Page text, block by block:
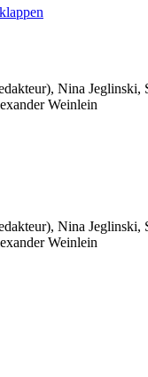
Nina Jeglinski,
Weinlein
Nina Jeglinski,
Weinlein